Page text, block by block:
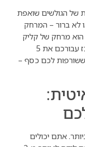
שנת 2026, הסבלנות של הגולשים שואפת
לא ברור – המרחק
הוא מרחק של קליק
ריכז עבורכם את 5
ששורפות לכם כסף –
אתם יכולים